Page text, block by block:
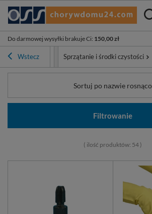
Do darmowej wysyłki brakuje Ci: 150,00 zł
Wstecz
Asortyment Sprzątanie i środki czystości
Sortuj po nazwie rosnąco
Filtrowanie
( ilość produktów: 54)